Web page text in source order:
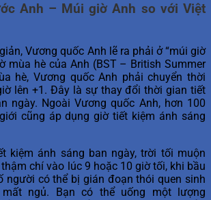
Anh – Múi giờ Anh so với Việt
Vương quốc Anh lẽ ra phải ở “múi giờ
mùa hè của Anh (BST – British Summer
hè, Vương quốc Anh phải chuyển thời
lên +1. Đây là sự thay đổi thời gian tiết
ngày. Ngoài Vương quốc Anh, hơn 100
cũng áp dụng giờ tiết kiệm ánh sáng
kiệm ánh sáng ban ngày, trời tối muộn
chí vào lúc 9 hoặc 10 giờ tối, khi bầu
người có thể bị gián đoạn thói quen sinh
ngủ. Bạn có thể uống một lượng